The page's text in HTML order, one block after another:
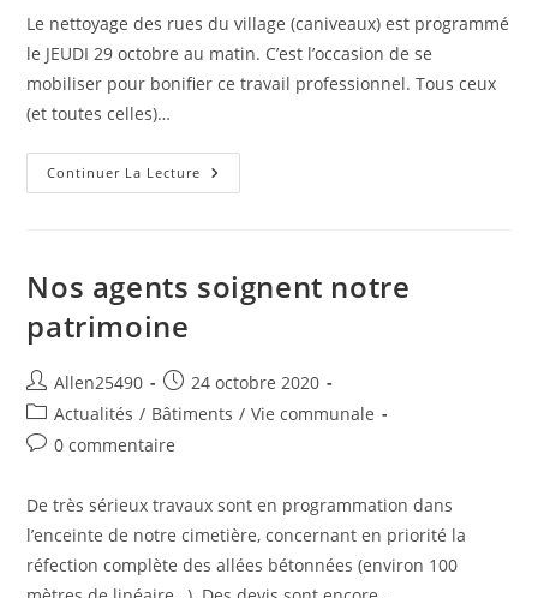
la
publication :
Le nettoyage des rues du village (caniveaux) est programmé
le JEUDI 29 octobre au matin. C’est l’occasion de se
mobiliser pour bonifier ce travail professionnel. Tous ceux
(et toutes celles)…
Continuer La Lecture Passage
De
Nos agents soignent notre
patrimoine
Auteur/autrice
de
la
publication :
Allen25490
Publication
publiée :
24 octobre 2020
Post
category:
Actualités / Bâtiments / Vie communale
Commentaires
la
publication :
0 commentaire
De très sérieux travaux sont en programmation dans
l’enceinte de notre cimetière, concernant en priorité la
réfection complète des allées bétonnées (environ 100